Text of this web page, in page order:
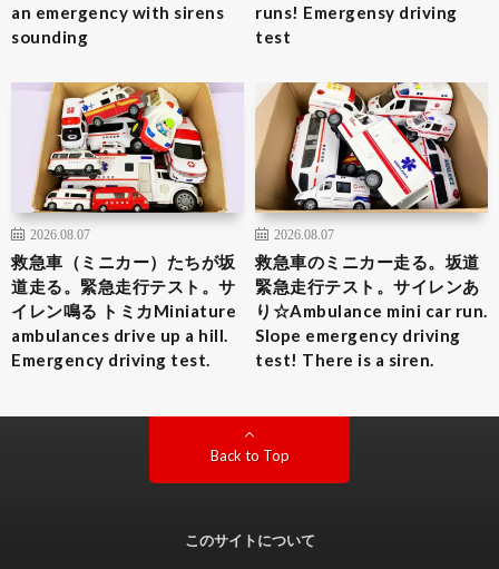
an emergency with sirens
sounding
runs! Emergensy driving
test
2026.08.07
救急車（ミニカー）たちが坂
道走る。緊急走行テスト。サ
イレン鳴る トミカMiniature
ambulances drive up a hill.
Emergency driving test.
2026.08.07
救急車のミニカー走る。坂道
緊急走行テスト。サイレンあ
り☆Ambulance mini car run.
Slope emergency driving
test! There is a siren.
Back to Top
このサイトについて